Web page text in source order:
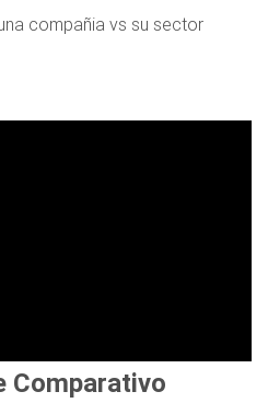
compañia vs su sector
Comparativo